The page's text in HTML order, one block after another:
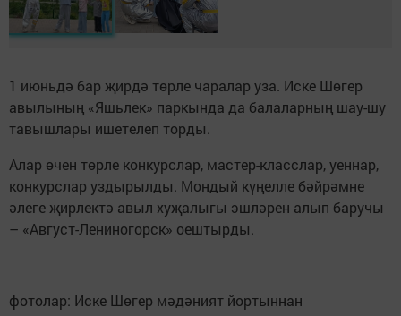
1 июньдә бар җирдә төрле чаралар уза. Иске Шөгер
авылының «Яшьлек» паркында да балаларның шау-шу
тавышлары ишетелеп торды.
Алар өчен төрле конкурслар, мастер-класслар, уеннар,
конкурслар уздырылды. Мондый күңелле бәйрәмне
әлеге җирлектә авыл хуҗалыгы эшләрен алып баручы
– «Август-Лениногорск» оештырды.
фотолар: Иске Шөгер мәдәният йортыннан